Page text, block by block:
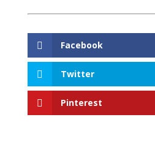
Facebook
Twitter
Pinterest